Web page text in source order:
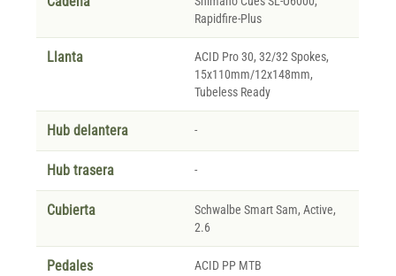
Rapidfire-Plus
Llanta
ACID Pro 30, 32/32 Spokes,
15x110mm/12x148mm,
Tubeless Ready
Hub delantera -
Hub trasera -
Cubierta
Schwalbe Smart Sam, Active,
2.6
Pedales ACID PP MTB